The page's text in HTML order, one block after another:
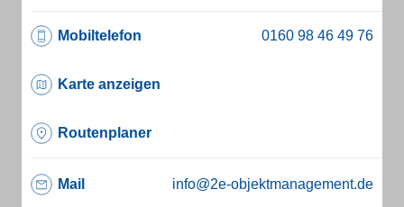
Mobiltelefon
Karte anzeigen
Routenplaner
Mail info@2e-objektmanagement.de